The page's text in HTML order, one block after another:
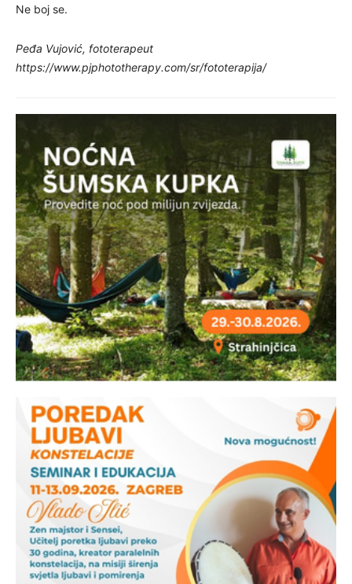
Ne boj se.
Peđa Vujović, fototerapeut
https://www.pjphototherapy.com/sr/fototerapija/